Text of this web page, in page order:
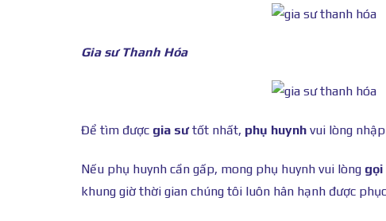
Gia sư Thanh Hóa
Để tìm được gia sưtốt nhất, phụ huynh vui lòng
Nếu phụ huynh cần gấp, mong phụ huynh vui lòng gọi
khung giờ thời gian chúng tôi luôn hân hạnh được